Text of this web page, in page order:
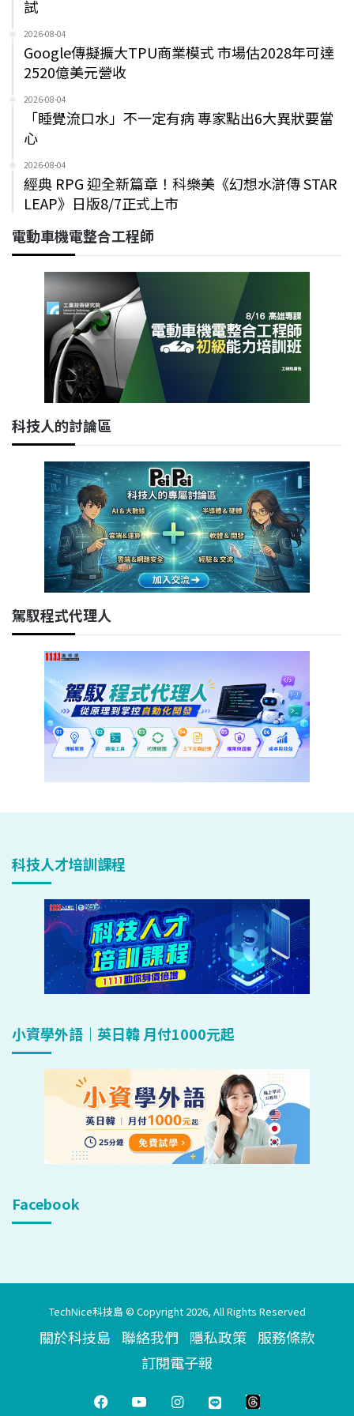
試
2026-08-04
Google傳擬擴大TPU商業模式 市場估2028年可達
2520億美元營收
2026-08-04
「睡覺流口水」不一定有病 專家點出6大異狀要當
心
2026-08-04
經典 RPG 迎全新篇章！科樂美《幻想水滸傳 STAR
LEAP》日版8/7正式上市
電動車機電整合工程師
科技人的討論區
駕馭程式代理人
科技人才培訓課程
小資學外語｜英日韓 月付1000元起
Facebook
TechNice科技島 © Copyright 2026, All Rights Reserved
關於科技島 聯絡我們 隱私政策 服務條款
訂閱電子報